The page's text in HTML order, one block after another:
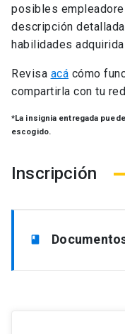
posibles
descripción
habilidades
Revisa acá cómo
compartirla con tu
*La insignia entregada
escogido.
Inscripción
book